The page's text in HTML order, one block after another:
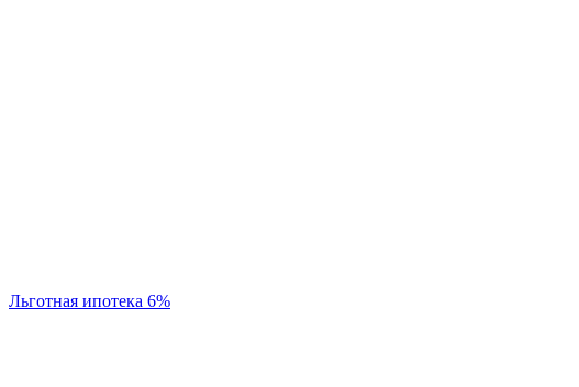
Льготная ипотека 6%